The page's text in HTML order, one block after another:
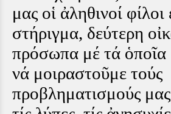
μας οἱ ἀληθινοί φίλοι
στήριγμα, δεύτερη
πρόσωπα μέ τά
νά μοιραστοῦμε τούς
προβληματισμούς